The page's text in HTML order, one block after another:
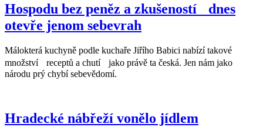
Hospodu bez peněz a zkušeností dnes
otevře jenom sebevrah
Málokterá kuchyně podle kuchaře Jiřího Babici nabízí takové
množství receptů a chutí jako právě ta česká. Jen nám jako
národu prý chybí sebevědomí.
Hradecké nábřeží vonělo jídlem